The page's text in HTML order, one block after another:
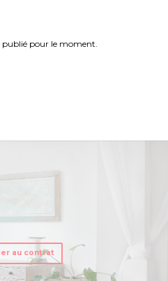
pour le moment.
au contrat